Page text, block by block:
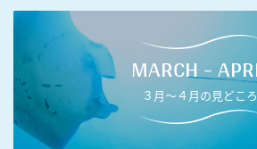
MARCH -
３月〜４月の見どころ